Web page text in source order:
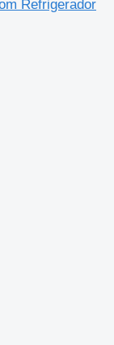
Refrigerador